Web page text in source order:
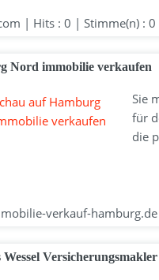
| Hits : 0 | Stimme(n) : 0
Nord immobilie verkaufen
Sie
für
die
verkauf-
Wessel Versicherungsmakler